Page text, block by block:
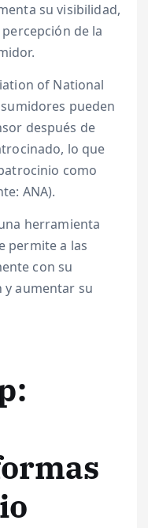
su visibilidad,
de la
of National
pueden
después de
lo que
como
ANA).
herramienta
permite a las
con su
y aumentar su